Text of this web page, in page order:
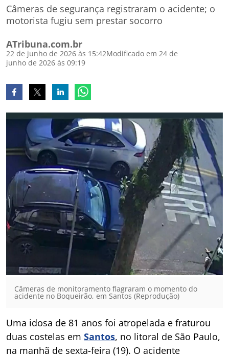
Câmeras de segurança registraram o acidente; o
motorista fugiu sem prestar socorro
ATribuna.com.br
22 de junho de 2026 às 15:42Modificado em 24 de
junho de 2026 às 09:19
Câmeras de monitoramento flagraram o momento do
acidente no Boqueirão, em Santos (Reprodução)
Uma idosa de 81 anos foi atropelada e fraturou
duas costelas em Santos, no litoral de São Paulo,
na manhã de sexta-feira (19). O acidente